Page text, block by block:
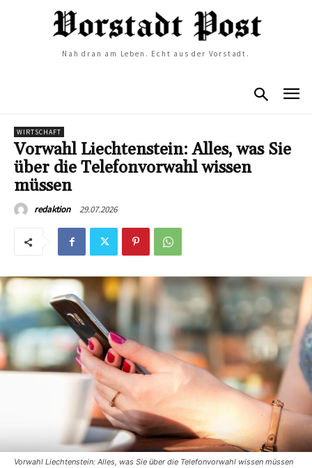
Nah dran am Leben. Echt aus der Vorstadt.
WIRTSCHAFT
Vorwahl Liechtenstein: Alles, was Sie
über die Telefonvorwahl wissen
müssen
redaktion 29.07.2026
Vorwahl Liechtenstein: Alles, was Sie über die Telefonvorwahl wissen müssen